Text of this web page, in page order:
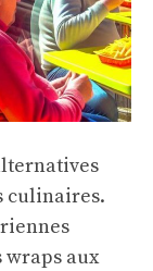
culinaires.
wraps aux